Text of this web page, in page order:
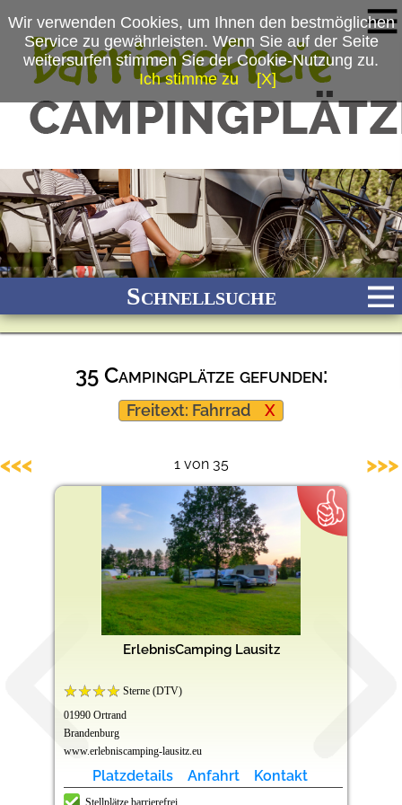
Schnellsuche
Fluss Meer Gebirge See
Wald/Wiesen
Ganzjährig geöffnet
Barrierefreie Campingplätze
35 Campingplätze gefunden:
Freitext: Fahrrad X
ErlebnisCamping Lausitz
Sterne (DTV)
01990 Ortrand
Brandenburg
www.erlebniscamping-lausitz.eu
Platzdetails Anfahrt Kontakt
Stellplätze barrierefrei
1 von 35
<<< >>>
Wir verwenden Cookies, um Ihnen den bestmöglichen
Service zu gewährleisten. Wenn Sie auf der Seite
weitersurfen stimmen Sie der Cookie-Nutzung zu.
Ich stimme zu
[X]